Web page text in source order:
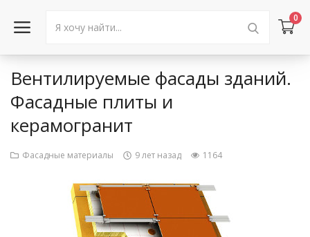
0
Войти в аккаунт
Каталог товаров
Акции
Вентилируемые фасады зданий.
Фасадные плиты и
керамогранит
Фасадные материалы 9 лет назад 1164